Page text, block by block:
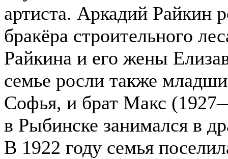
артиста. Аркадий Райкин
бракёра строительного
Райкина и его жены
семье росли также
Софья, и брат Макс
в Рыбинске занимался в
В 1922 году семья